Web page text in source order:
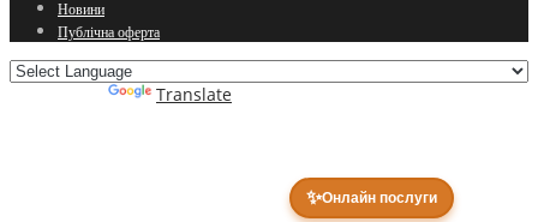
✨Онлайн послуги
Новини
Публічна оферта
Translate